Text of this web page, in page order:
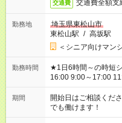
交通費 交通費全額
勤務地
埼玉県東松山市
東松山駅 / 高坂駅
＜シニア向けマン
勤務時間
★1日6時間～の時短シフトOK ★スタート時間
16:00 9:00～17:00 11:00
場合、他のお仕事と
ん ※法令に基づき、
となります ※労働者
短時間・短期間の就
期間
開始日はご相談く
でも働けます！